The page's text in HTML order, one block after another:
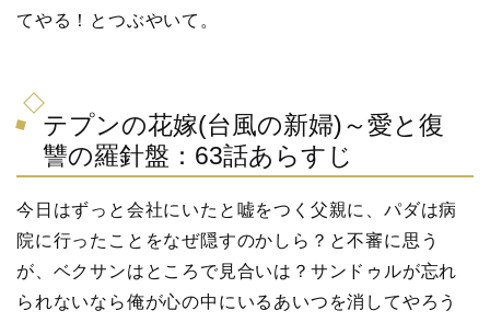
てやる！とつぶやいて。
テプンの花嫁(台風の新婦)～愛と復
讐の羅針盤：63話あらすじ
今日はずっと会社にいたと嘘をつく父親に、パダは病
院に行ったことをなぜ隠すのかしら？と不審に思う
が、ベクサンはところで見合いは？サンドゥルが忘れ
られないなら俺が心の中にいるあいつを消してやろう